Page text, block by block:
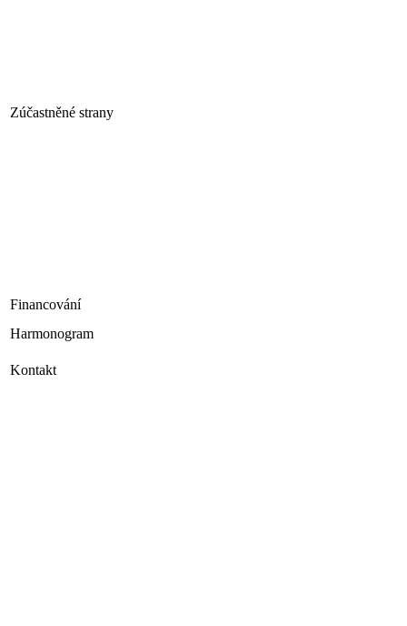
Zúčastněné strany
Financování
Harmonogram
Kontakt